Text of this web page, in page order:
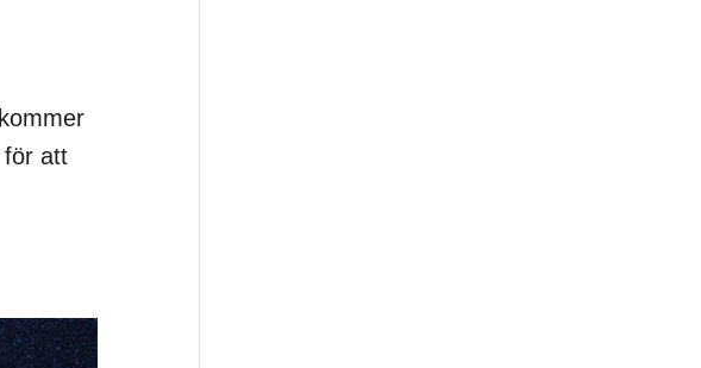
för att